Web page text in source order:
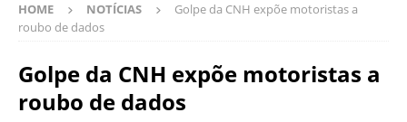
HOME NOTÍCIAS
Golpe da CNH expõe motoristas a
roubo de dados
Golpe da CNH expõe motoristas a
roubo de dados